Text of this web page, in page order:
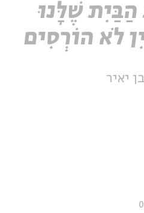
שֶׁלָּנוּ
לֹא הוֹרְסִים
יאיר